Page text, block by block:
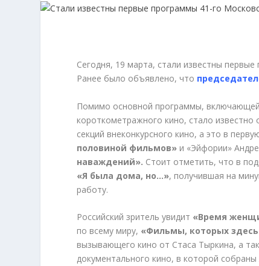
Сегодня, 19 марта, стали известны
Ранее было объявлено, что
Помимо основной программы, включающей
короткометражного кино, стало
секций внеконкурсного кино, а это в
половиной фильмов» и «Эйфории»
наваждений». Стоит отметить, что в
«Я была дома, но…», получившая на
работу.
Российский зритель увидит «Время
по всему миру, «Фильмы, которых
вызывающего кино от Стаса Тыркина, а
документального кино, в которой